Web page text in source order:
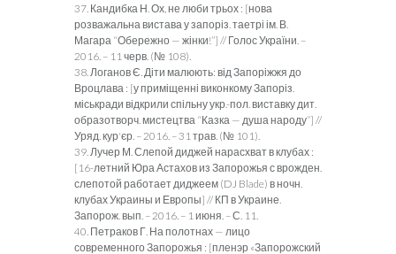
37. Кандибка Н. Ох, не люби трьох : [нова
розважальна вистава у запоріз. таетрі ім. В.
Магара “Обережно — жінки!”] // Голос України. –
2016. – 11 черв. (№ 108).
38. Логанов Є. Діти малюють: від Запоріжжя до
Вроцлава : [у приміщенні виконкому Запоріз.
міськради відкрили спільну укр.-пол. виставку дит.
образотворч. мистецтва “Казка — душа народу”] //
Уряд. кур'єр. – 2016. – 31 трав. (№ 101).
39. Лучер М. Слепой диджей нарасхват в клубах :
[16-летний Юра Астахов из Запорожья с врожден.
слепотой работает диджеем (DJ Blade) в ночн.
клубах Украины и Европы] // КП в Украине.
Запорож. вып. – 2016. – 1 июня. – С. 11.
40. Петраков Г. На полотнах — лицо
современного Запорожья : [пленэр «Запорожский